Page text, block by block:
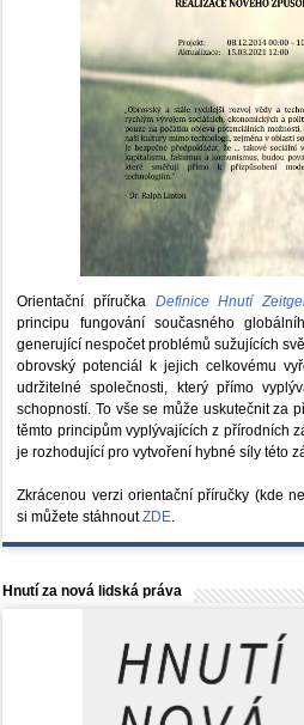
Orientační příručka Definice Hnutí
principu fungování současného
generující nespočet problémů sužujících
obrovský potenciál k jejich celkovému
udržitelné společnosti, který přímo
schopností. To vše se může uskutečnit za
těmto principům vyplývajících z přírodních
je rozhodující pro vytvoření hybné síly této
Zkrácenou verzi orientační příručky (kde
si můžete stáhnoutZDE.
Hnutí za nová lidská práva